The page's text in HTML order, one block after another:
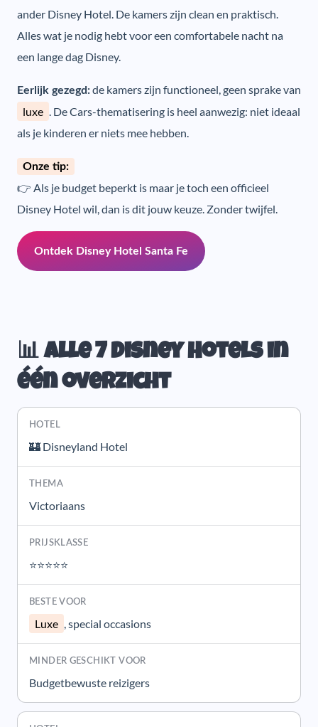
ander Disney Hotel. De kamers zijn clean en praktisch.
Alles wat je nodig hebt voor een comfortabele nacht na
een lange dag Disney.
Eerlijk gezegd:de kamers zijn functioneel, geen sprake van
luxe . De Cars-thematisering is heel aanwezig: niet ideaal
als je kinderen er niets mee hebben.
Onze tip:
👉 Als je budget beperkt is maar je toch een officieel
Disney Hotel wil, dan is dit jouw keuze. Zonder twijfel.
Ontdek Disney Hotel Santa Fe
📊 Alle 7 Disney Hotels in
één overzicht
🏰 Disneyland Hotel
Victoriaans
⭐⭐⭐⭐⭐
Luxe , special occasions
Budgetbewuste reizigers